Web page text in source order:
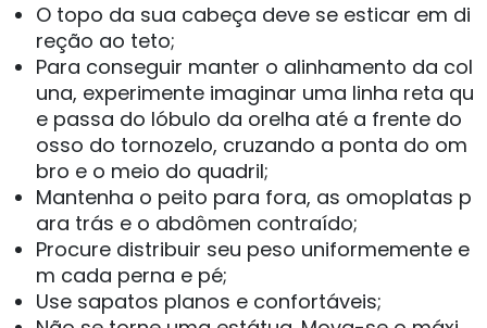
O topo da sua cabeça deve se esticar em di
reção ao teto;
Para conseguir manter o alinhamento da col
una, experimente imaginar uma linha reta qu
e passa do lóbulo da orelha até a frente do
osso do tornozelo, cruzando a ponta do om
bro e o meio do quadril;
Mantenha o peito para fora, as omoplatas p
ara trás e o abdômen contraído;
Procure distribuir seu peso uniformemente e
m cada perna e pé;
Use sapatos planos e confortáveis;